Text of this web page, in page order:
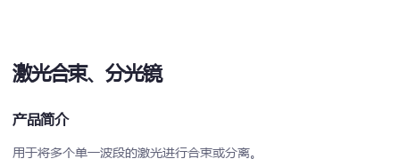
激光合束、分光镜
产品简介
用于将多个单一波段的激光进行合束或分离。